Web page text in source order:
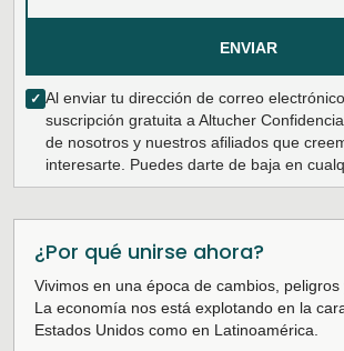
ENVIAR
✓ Al enviar tu dirección de correo
suscripción gratuita a Altucher
de nosotros y nuestros afiliados que
interesarte. Puedes darte de baja en
¿Por qué unirse ahora?
Vivimos en una época de cambios,
La economía nos está explotando en la
Estados Unidos como en Latinoamérica.